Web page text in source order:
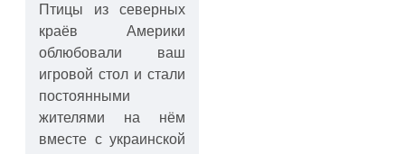
Птицы из северных
краёв Америки
облюбовали ваш
игровой стол и стали
постоянными
жителями на нём
вместе с украинской